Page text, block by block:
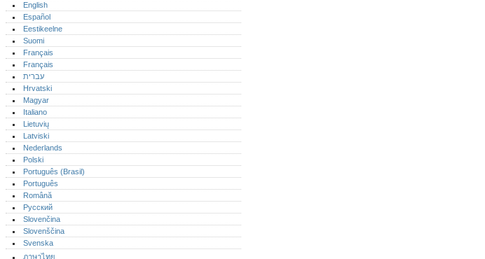
English
Español
Eestikeelne
Suomi
Français
Français
עברית
Hrvatski
Magyar
Italiano
Lietuvių
Latviski
Nederlands
Polski
Português (Brasil)
Português‎
Română
Русский
Slovenčina
Slovenščina
Svenska
ภาษาไทย